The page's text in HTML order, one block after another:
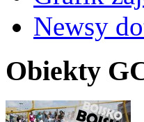
Newsy
Obiekty